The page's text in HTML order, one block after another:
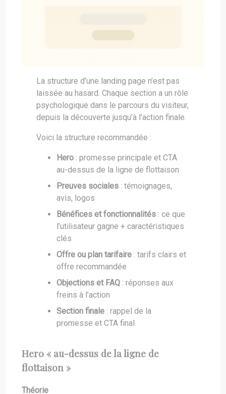
La structure d’une landing page n’est pas
laissée au hasard. Chaque section a un rôle
psychologique dans le parcours du visiteur,
depuis la découverte jusqu’à l’action finale.
Voici la structure recommandée :
Hero : promesse principale et CTA
au-dessus de la ligne de flottaison
Preuves sociales : témoignages,
avis, logos
Bénéfices et fonctionnalités : ce que
l’utilisateur gagne + caractéristiques
clés
Offre ou plan tarifaire : tarifs clairs et
offre recommandée
Objections et FAQ : réponses aux
freins à l’action
Section finale : rappel de la
promesse et CTA final
Hero « au-dessus de la ligne de
flottaison »
Théorie